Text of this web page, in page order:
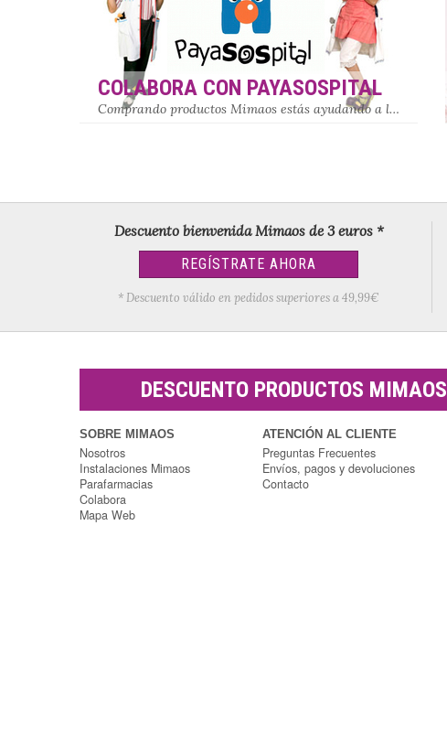
COLABORA CON PAYASOSPITAL
Comprando productos Mimaos estás ayudando a la obra social de Payasospital
Descuento bienvenida Mimaos de 3 euros *
REGÍSTRATE AHORA
* Descuento válido en pedidos superiores a 49,99€
DESCUENTO PRODUCTOS MIMAOS
SOBRE MIMAOS
Nosotros
Instalaciones Mimaos
Parafarmacias
Colabora
Mapa Web
ATENCIÓN AL CLIENTE
Preguntas Frecuentes
Envíos, pagos y devoluciones
Contacto